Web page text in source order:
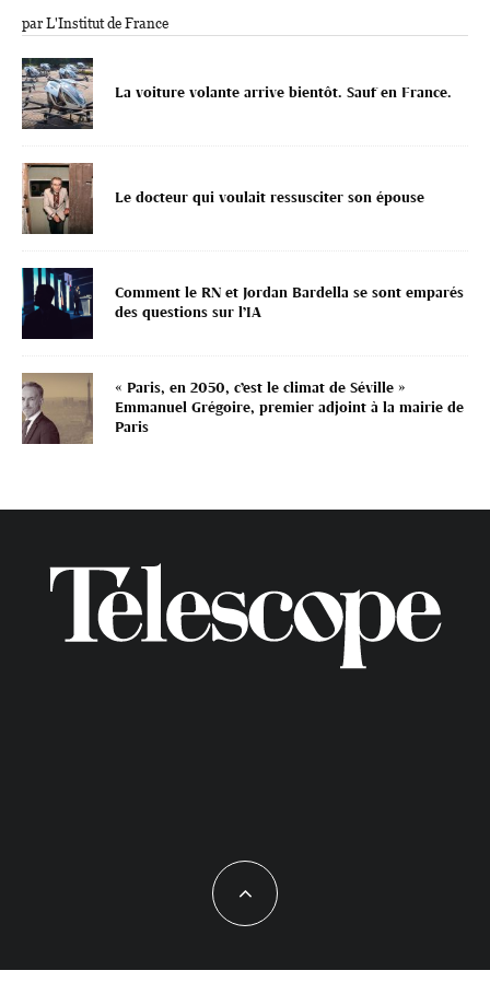
par L'Institut de France
La voiture volante arrive bientôt. Sauf en France.
Le docteur qui voulait ressusciter son épouse
Comment le RN et Jordan Bardella se sont emparés
des questions sur l’IA
« Paris, en 2050, c’est le climat de Séville »
Emmanuel Grégoire, premier adjoint à la mairie de
Paris